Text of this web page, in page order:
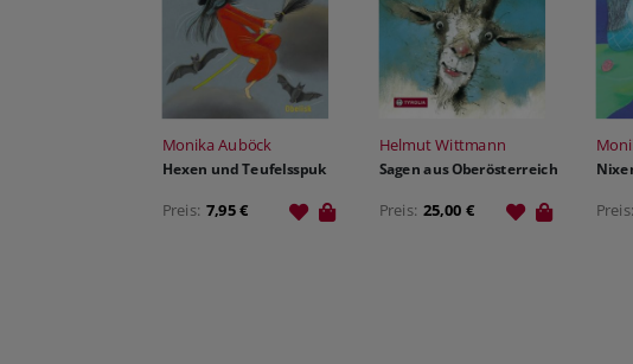
Monika Auböck
Hexen und Teufelsspuk
Preis: 7,95 €
Helmut Wittmann
Sagen aus Oberösterreich
Preis: 25,00 € Preis: